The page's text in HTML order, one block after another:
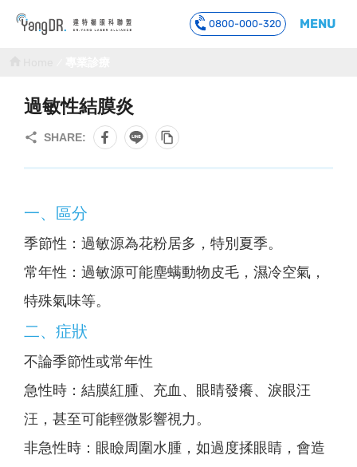
0800-000-320 MENU
過敏性結膜炎
一、區分
季節性：過敏源為花粉居多，特別夏季。
常年性：過敏源可能塵螨動物皮毛，濕冷空氣，
特殊氣味等。
二、症狀
不論季節性或常年性
急性時：結膜紅腫、充血、眼睛發癢、淚眼汪
汪，甚至可能輕微影響視力。
非急性時：眼瞼周圍水腫，如過度揉眼睛，會造